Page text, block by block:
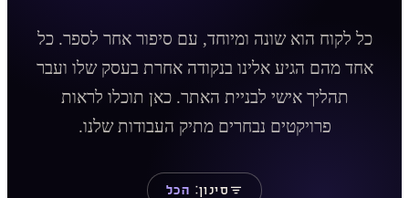
כל לקוח הוא שונה ומיוחד, עם סיפור אחר לספר. כל
אחד מהם הגיע אלינו בנקודה אחרת בעסק שלו ועבר
תהליך אישי לבניית האתר. כאן תוכלו לראות
פרויקטים נבחרים מתיק העבודות שלנו.
סינון: הכל